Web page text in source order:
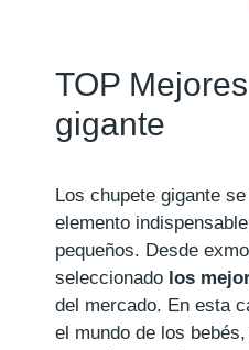
TOP
gigante
Los chupete gigante
elemento
pequeños. Desde
seleccionado los
del mercado. En esta
el mundo de los